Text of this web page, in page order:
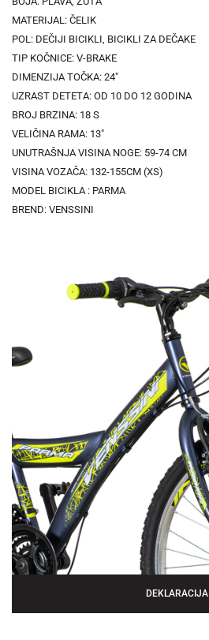
MATERIJAL: ČELIK
POL: DEČIJI BICIKLI, BICIKLI ZA DEČAKE
TIP KOČNICE: V-BRAKE
DIMENZIJA TOČKA: 24"
UZRAST DETETA: OD 10 DO 12 GODINA
BROJ BRZINA: 18 S
VELIČINA RAMA: 13"
UNUTRAŠNJA VISINA NOGE: 59-74 CM
VISINA VOZAČA: 132-155CM (XS)
MODEL BICIKLA : PARMA
BREND: VENSSINI
DEKLARACIJA